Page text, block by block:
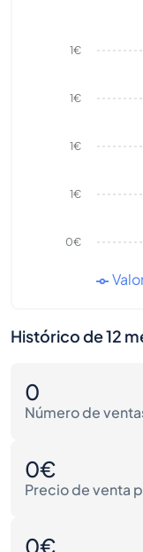
0€
1€
1€
1€
1€
Histórico de 12
0
Número de
0€
Precio de venta
0€